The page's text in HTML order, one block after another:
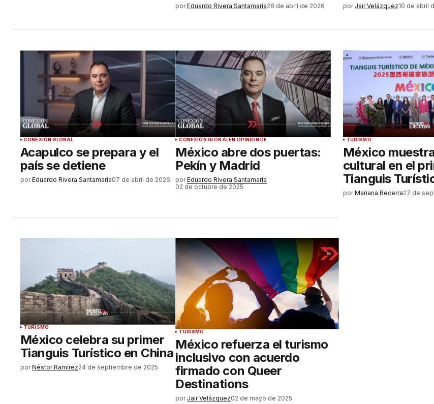
por Eduardo Rivera Santamaria28 de abril de 2026 por Jair Velázquez10 de abril
CONEXIÓN GLOBAL
Acapulco se prepara y el
país se detiene
por Eduardo Rivera Santamaria07 de abril de 2026
CONEXIÓN GLOBALEN OPINIÓN DE
México abre dos puertas:
Pekín y Madrid
por Eduardo Rivera Santamaria
02 de octubre de 2025
TURISMO
México
cultural en el
Tianguis
por Mariana Becerra27 de
TURISMO
México celebra su primer
Tianguis Turístico en China
por Néstor Ramírez24 de septiembre de 2025
TURISMO
México refuerza el turismo
inclusivo con acuerdo
firmado con Queer
Destinations
por Jair Velázquez02 de mayo de 2025